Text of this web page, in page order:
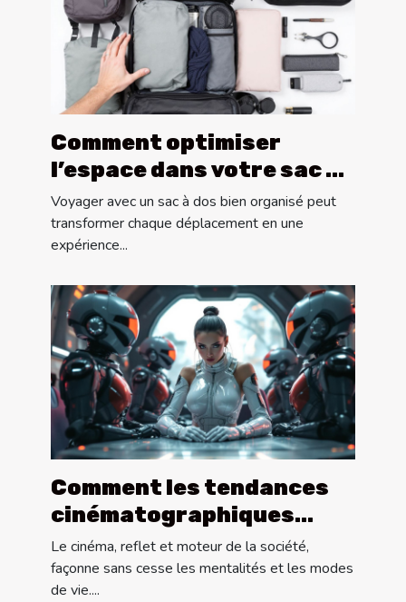
Comment optimiser
l’espace dans votre sac à
dos pour les longs
voyages ?
Voyager avec un sac à dos bien organisé peut
transformer chaque déplacement en une
expérience...
Comment les tendances
cinématographiques
influencent-elles la
société moderne ?
Le cinéma, reflet et moteur de la société,
façonne sans cesse les mentalités et les modes
de vie....